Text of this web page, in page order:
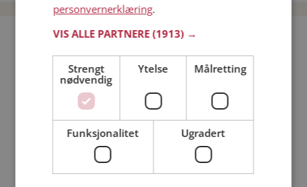
Bli medlem gratis!
Jeg er en:
personvernerklæring.
VIS ALLE PARTNERE(1913) →
Strengt
nødvendig
Ytelse Målretting
Funksjonalitet Ugradert